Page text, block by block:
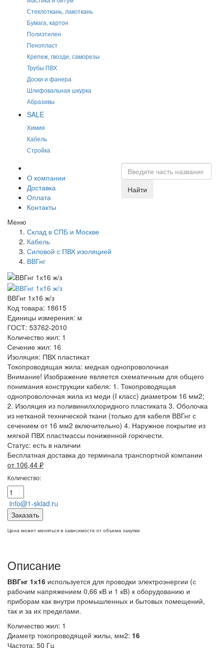
Стеклоткань, лакоткань
Бумага, картон
Полиэтилен
Пенопласт
Крепеж, гвозди, саморезы
Трубы ПВХ
Доски и фанера
Шлифовальная шкурка
Абразивы
SALE
Химия
Кабель
Стройка
О компании
Доставка
Оплата
Контакты
Найти
Меню
Склад в СПБ и Москве
Кабель
Силовой с ПВХ изоляцией
ВВГнг
ВВГнг 1х16 ж/з
Код товара: 18615
Единицы измерения: м
ГОСТ: 53762-2010
Количество жил: 1
Сечение жил: 16
Изоляция: ПВХ пластикат
Токопроводящая жила: медная однопроволочная
Внимание! Изображение является схематичным для общего
понимания конструкции кабеля: 1. Токопроводящая
однопроволочная жила из меди (I класс) диаметром 16 мм2;
2. Изоляция из поливинилхлоридного пластиката 3. Оболочка
из нетканой технической ткани (только для кабеля ВВГнг с
сечением от 16 мм2 включительно) 4. Наружное покрытие из
мягкой ПВХ пластмассы пониженной горючести.
Статус: есть в наличии
Бесплатная доставка до терминала транспортной компании
от 106,44 ₽
Количество:
info@1-sklad.ru
Заказать
Цена может меняться в зависимости от объема закупки
Описание
ВВГнг 1х16 используется для проводки электроэнергии (с
рабочим напряжением 0,66 кВ и 1 кВ) к оборудованию и
приборам как внутри промышленных и бытовых помещений,
так и за их пределами.
Количество жил: 1
Диаметр токопроводящей жилы, мм2: 16
Частота: 50 Гц